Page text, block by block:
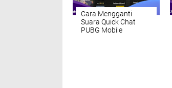
Cara Mengganti
Suara Quick Chat
PUBG Mobile